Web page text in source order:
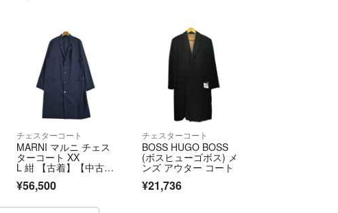
ts/official/law/a274/#return_policy
チェスターコート
MARNI マルニ チェス
ターコート XX
L 紺 【古着】【中古】
¥56,500
チェスターコート
BOSS HUGO BOSS
(ボスヒューゴボス) メ
ンズ アウター コート
¥21,736